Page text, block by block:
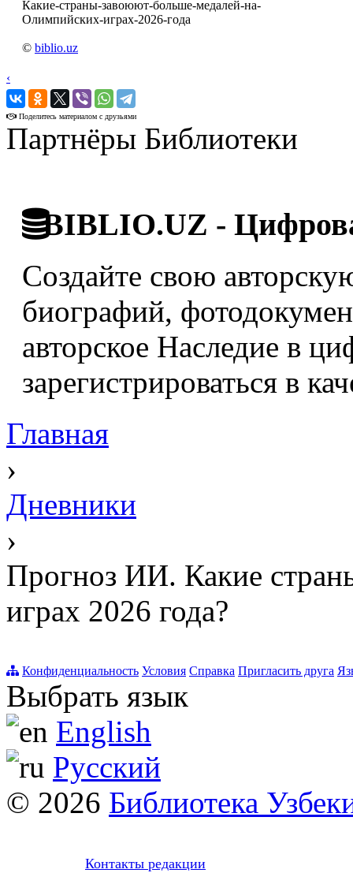
Какие-страны-завоюют-больше-медалей-на-
Олимпийских-играх-2026-года
© biblio.uz
‹
›
Поделитесь материалом с друзьями
Партнёры Библиотеки
BIBLIO.UZ -
Создайте свою
биографий,
авторское Наследие в
зарегистрироваться в
Главная
›
Дневники
›
Прогноз ИИ. Какие
играх 2026 года?
Конфиденциальность Условия Справка Пригласить друга
Выбрать язык
English
Русский
© 2026 Библиотека
Контакты редакции